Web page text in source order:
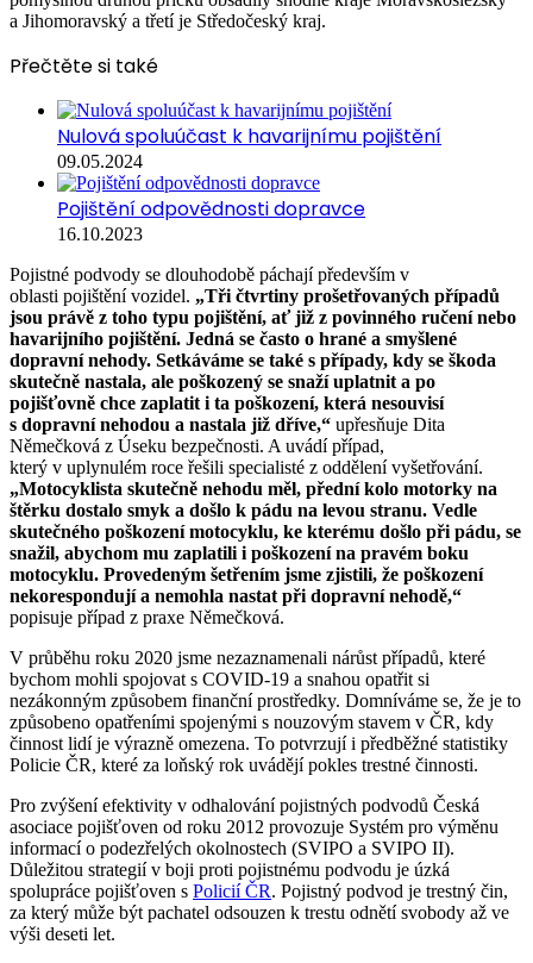
a Jihomoravský a třetí je Středočeský kraj.
Přečtěte si také
Nulová spoluúčast k havarijnímu pojištění
09.05.2024
Pojištění odpovědnosti dopravce
16.10.2023
Pojistné podvody se dlouhodobě páchají především v
oblasti pojištění vozidel. „Tři čtvrtiny prošetřovaných případů
jsou právě z toho typu pojištění, ať již z povinného ručení nebo
havarijního pojištění. Jedná se často o hrané a smyšlené
dopravní nehody. Setkáváme se také s případy, kdy se škoda
skutečně nastala, ale poškozený se snaží uplatnit a po
pojišťovně chce zaplatit i ta poškození, která nesouvisí
s dopravní nehodou a nastala již dříve,“ upřesňuje Dita
Němečková z Úseku bezpečnosti. A uvádí případ,
který v uplynulém roce řešili specialisté z oddělení vyšetřování.
„Motocyklista skutečně nehodu měl, přední kolo motorky na
štěrku dostalo smyk a došlo k pádu na levou stranu. Vedle
skutečného poškození motocyklu, ke kterému došlo při pádu, se
snažil, abychom mu zaplatili i poškození na pravém boku
motocyklu. Provedeným šetřením jsme zjistili, že poškození
nekorespondují a nemohla nastat při dopravní nehodě,“
popisuje případ z praxe Němečková.
V průběhu roku 2020 jsme nezaznamenali nárůst případů, které
bychom mohli spojovat s COVID-19 a snahou opatřit si
nezákonným způsobem finanční prostředky. Domníváme se, že je to
způsobeno opatřeními spojenými s nouzovým stavem v ČR, kdy
činnost lidí je výrazně omezena. To potvrzují i předběžné statistiky
Policie ČR, které za loňský rok uvádějí pokles trestné činnosti.
Pro zvýšení efektivity v odhalování pojistných podvodů Česká
asociace pojišťoven od roku 2012 provozuje Systém pro výměnu
informací o podezřelých okolnostech (SVIPO a SVIPO II).
Důležitou strategií v boji proti pojistnému podvodu je úzká
spolupráce pojišťoven s Policií ČR. Pojistný podvod je trestný čin,
za který může být pachatel odsouzen k trestu odnětí svobody až ve
výši deseti let.